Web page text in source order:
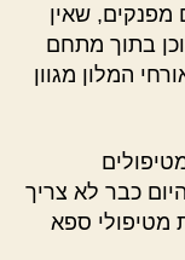
מפנקים, שאין
בתוך מתחם
המלון מגוון
כבר לא צריך
מטיפולי ספא